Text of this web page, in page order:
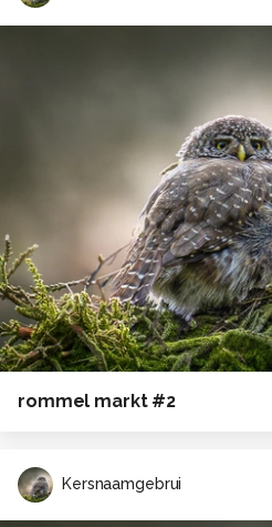
rommel markt #2
Kersnaamgebrui